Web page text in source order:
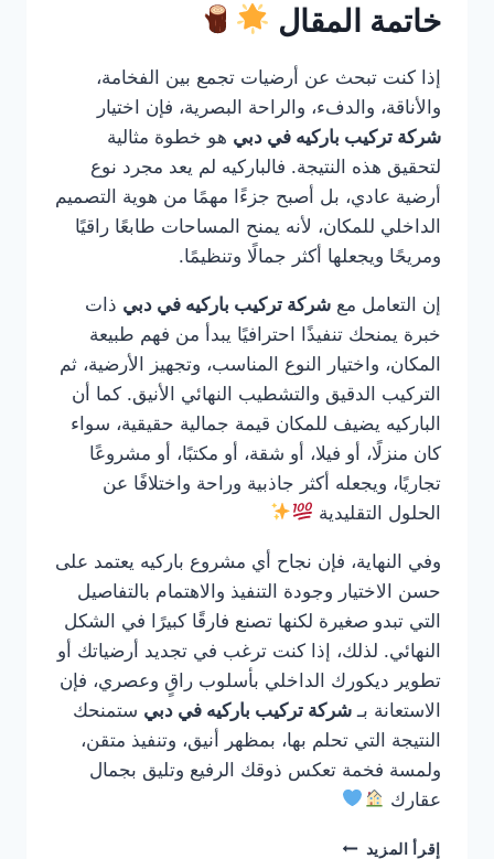
خاتمة المقال
إذا كنت تبحث عن أرضيات تجمع بين الفخامة،
والأناقة، والدفء، والراحة البصرية، فإن اختيار
شركة تركيب باركيه في دبي هو خطوة مثالية
لتحقيق هذه النتيجة. فالباركيه لم يعد مجرد نوع
أرضية عادي، بل أصبح جزءًا مهمًا من هوية التصميم
الداخلي للمكان، لأنه يمنح المساحات طابعًا راقيًا
ومريحًا ويجعلها أكثر جمالًا وتنظيمًا.
إن التعامل مع شركة تركيب باركيه في دبي ذات
خبرة يمنحك تنفيذًا احترافيًا يبدأ من فهم طبيعة
المكان، واختيار النوع المناسب، وتجهيز الأرضية، ثم
التركيب الدقيق والتشطيب النهائي الأنيق. كما أن
الباركيه يضيف للمكان قيمة جمالية حقيقية، سواء
كان منزلًا، أو فيلا، أو شقة، أو مكتبًا، أو مشروعًا
تجاريًا، ويجعله أكثر جاذبية وراحة واختلافًا عن
الحلول التقليدية
وفي النهاية، فإن نجاح أي مشروع باركيه يعتمد على
حسن الاختيار وجودة التنفيذ والاهتمام بالتفاصيل
التي تبدو صغيرة لكنها تصنع فارقًا كبيرًا في الشكل
النهائي. لذلك، إذا كنت ترغب في تجديد أرضياتك أو
تطوير ديكورك الداخلي بأسلوب راقٍ وعصري، فإن
الاستعانة بـ شركة تركيب باركيه في دبي ستمنحك
النتيجة التي تحلم بها، بمظهر أنيق، وتنفيذ متقن،
ولمسة فخمة تعكس ذوقك الرفيع وتليق بجمال
عقارك
إقرأ المزيد شركة